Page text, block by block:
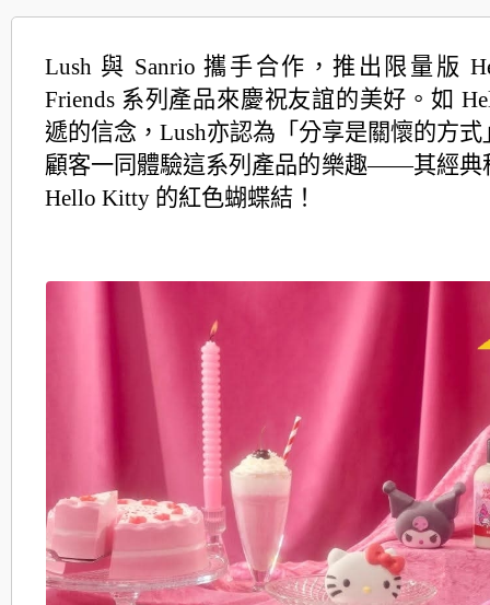
Lush 與 Sanrio 攜手合作，推出限量版
Friends 系列產品來慶祝友誼的美好。如
遞的信念，Lush亦認為「分享是關懷的方式
顧客一同體驗這系列產品的樂趣——其經典
Hello Kitty 的紅色蝴蝶結！